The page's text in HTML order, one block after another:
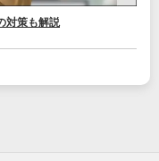
対策も解説